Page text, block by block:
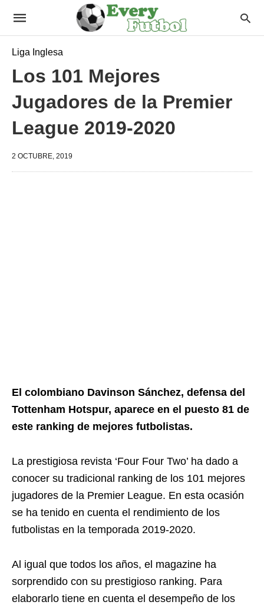
Liga Inglesa
Los 101 Mejores
Jugadores de la Premier
League 2019-2020
2 OCTUBRE, 2019
El colombiano Davinson Sánchez, defensa del
Tottenham Hotspur, aparece en el puesto 81 de
este ranking de mejores futbolistas.
La prestigiosa revista ‘Four Four Two’ ha dado a
conocer su tradicional ranking de los 101 mejores
jugadores de la Premier League. En esta ocasión
se ha tenido en cuenta el rendimiento de los
futbolistas en la temporada 2019-2020.
Al igual que todos los años, el magazine ha
sorprendido con su prestigioso ranking. Para
elaborarlo tiene en cuenta el desempeño de los